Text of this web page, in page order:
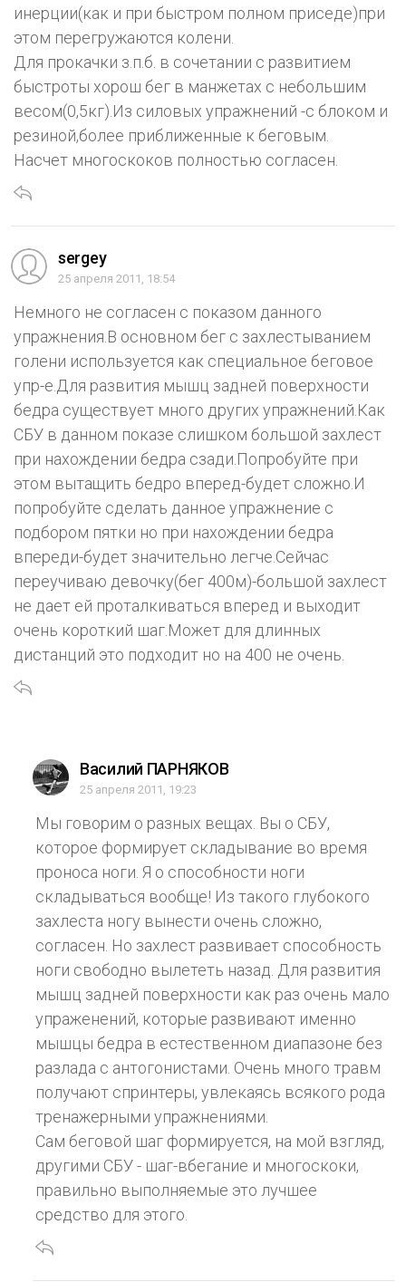
инерции(как и при быстром полном приседе)при
этом перегружаются колени.
Для прокачки з.п.б. в сочетании с развитием
быстроты хорош бег в манжетах с небольшим
весом(0,5кг).Из силовых упражнений -с блоком и
резиной,более приближенные к беговым.
Насчет многоскоков полностью согласен.
sergey
25 апреля 2011, 18:54
Немного не согласен с показом данного
упражнения.В основном бег с захлестыванием
голени используется как специальное беговое
упр-е.Для развития мышц задней поверхности
бедра существует много других упражнений.Как
СБУ в данном показе слишком большой захлест
при нахождении бедра сзади.Попробуйте при
этом вытащить бедро вперед-будет сложно.И
попробуйте сделать данное упражнение с
подбором пятки но при нахождении бедра
впереди-будет значительно легче.Сейчас
переучиваю девочку(бег 400м)-большой захлест
не дает ей проталкиваться вперед и выходит
очень короткий шаг.Может для длинных
дистанций это подходит но на 400 не очень.
Василий ПАРНЯКОВ
25 апреля 2011, 19:23
Мы говорим о разных вещах. Вы о СБУ,
которое формирует складывание во время
проноса ноги. Я о способности ноги
складываться вообще! Из такого глубокого
захлеста ногу вынести очень сложно,
согласен. Но захлест развивает способность
ноги свободно вылететь назад. Для развития
мышц задней поверхности как раз очень мало
упраженений, которые развивают именно
мышцы бедра в естественном диапазоне без
разлада с антогонистами. Очень много травм
получают спринтеры, увлекаясь всякого рода
тренажерными упражнениями.
Сам беговой шаг формируется, на мой взгляд,
другими СБУ - шаг-вбегание и многоскоки,
правильно выполняемые это лучшее
средство для этого.